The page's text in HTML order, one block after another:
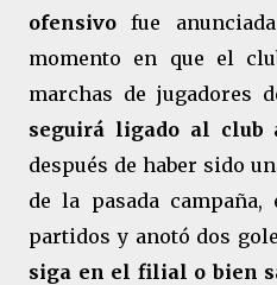
ofensivo fue
momento en que el
marchas de jugadores
seguirá ligado al club
después de haber sido
de la pasada
partidos y anotó dos
siga en el filial o bien